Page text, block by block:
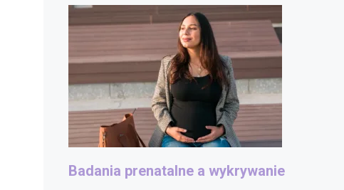
Badania prenatalne a wykrywanie